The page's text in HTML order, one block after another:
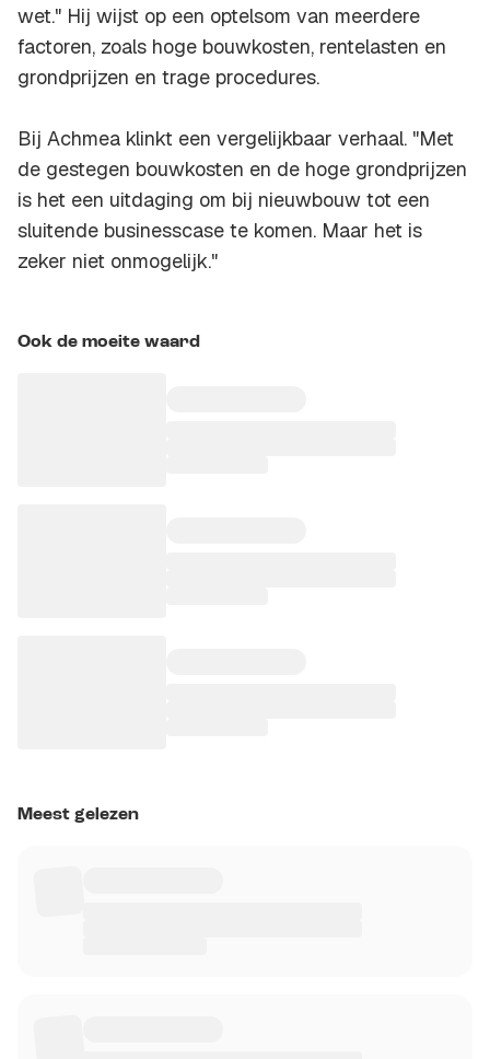
wet." Hij wijst op een optelsom van meerdere
factoren, zoals hoge bouwkosten, rentelasten en
grondprijzen en trage procedures.
Bij Achmea klinkt een vergelijkbaar verhaal. "Met
de gestegen bouwkosten en de hoge grondprijzen
is het een uitdaging om bij nieuwbouw tot een
sluitende businesscase te komen. Maar het is
zeker niet onmogelijk."
Ook de moeite waard
Meest gelezen